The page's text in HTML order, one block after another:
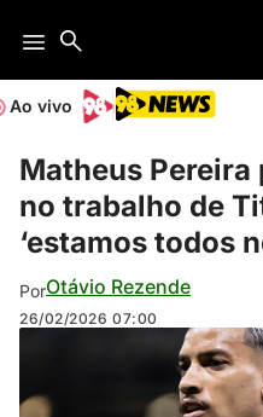
Ao vivo
Matheus
no trabalho de
‘estamos todos
PorOtávio Rezende
26/02/2026 07:00